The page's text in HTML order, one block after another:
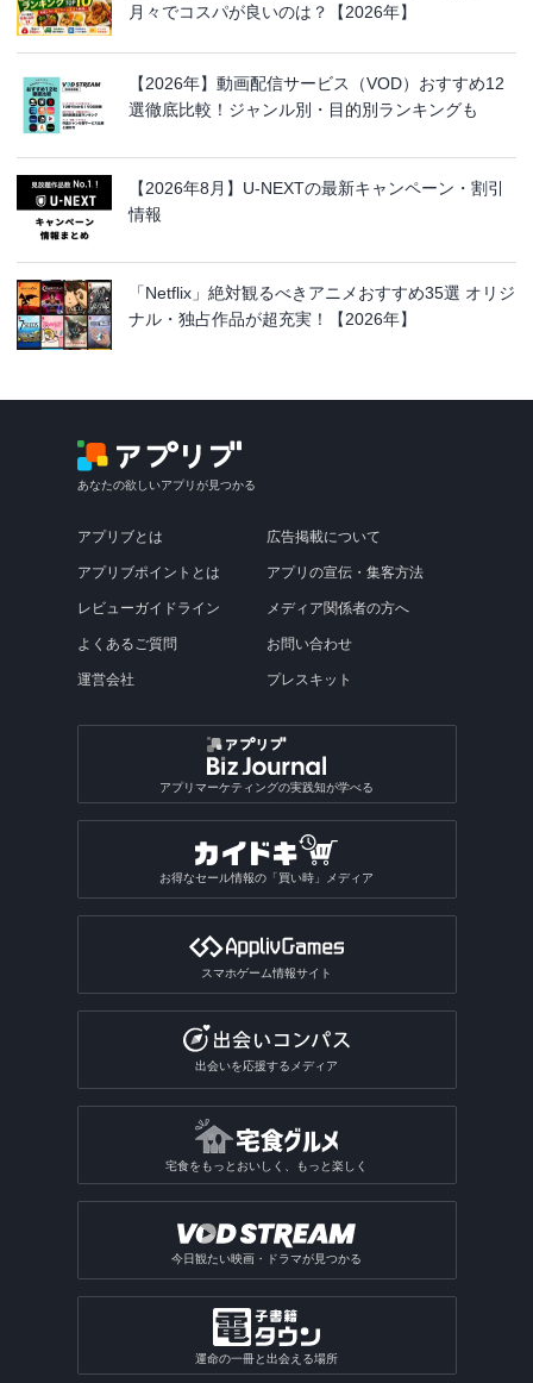
月々でコスパが良いのは？【2026年】
【2026年】動画配信サービス（VOD）おすすめ12
選徹底比較！ジャンル別・目的別ランキングも
【2026年8月】U-NEXTの最新キャンペーン・割引
情報
「Netflix」絶対観るべきアニメおすすめ35選 オリジ
ナル・独占作品が超充実！【2026年】
あなたの欲しいアプリが見つかる
アプリブとは
アプリブポイントとは
レビューガイドライン
よくあるご質問
運営会社
広告掲載について
アプリの宣伝・集客方法
メディア関係者の方へ
お問い合わせ
プレスキット
アプリマーケティングの実践知が学べる
お得なセール情報の「買い時」メディア
スマホゲーム情報サイト
出会いを応援するメディア
宅食をもっとおいしく、もっと楽しく
今日観たい映画・ドラマが見つかる
運命の一冊と出会える場所